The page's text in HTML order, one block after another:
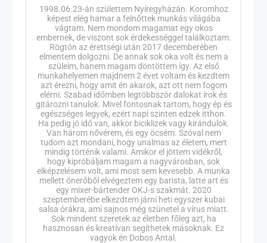
1998.06.23-án születtem Nyíregyházán. Koromhoz
képest elég hamar a felnőttek munkás világába
vágtam. Nem mondom magamat egy okos
embernek, de viszont sok érdekességgel találkoztam.
Rögtön az érettségi után 2017 decemberében
elmentem dolgozni. De annak sok oka volt és nem a
szüleim, hanem magam döntöttem így. Az első
munkahelyemen majdnem 2 évet voltam és kezdtem
azt érezni, hogy amit én akarok, azt ott nem fogom
elérni. Szabad időmben legtöbbször dalokat írok és
gitározni tanulok. Mivel fontosnak tartom, hogy ép és
egészséges legyek, ezért napi szinten edzek itthon.
Ha pedig jó idő van, akkor biciklizek vagy kirándulok.
Van három nővérem, és egy öcsém. Szóval nem
tudom azt mondani, hogy unalmas az életem, mert
mindig történik valami. Amikor el jöttem vidékről,
hogy kipróbáljam magam a nagyvárosban, sok
elképzelésem volt, ami most sem kevesebb. A munka
mellett önerőből elvégeztem egy barista, latte art és
egy mixer-bártender OKJ-s szakmát. 2020
szeptemberébe elkezdtem járni heti egyszer kubai
salsa órákra, ami sajnos még szünetel a vírus miatt.
Sok mindent szeretek az életben főleg azt, ha
hasznosan és kreatívan segíthetek másoknak. Ez
vagyok én Dobos Antal.